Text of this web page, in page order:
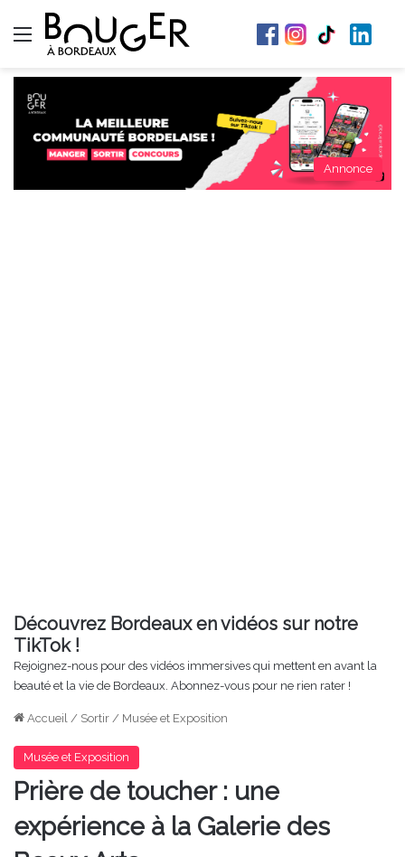
Menu
Annonce
Découvrez Bordeaux en vidéos sur notre
TikTok !
Rejoignez-nous pour des vidéos immersives qui mettent en avant la
beauté et la vie de Bordeaux. Abonnez-vous pour ne rien rater !
Accueil / Sortir / Musée et Exposition
Musée et Exposition
Prière de toucher : une
expérience à la Galerie des